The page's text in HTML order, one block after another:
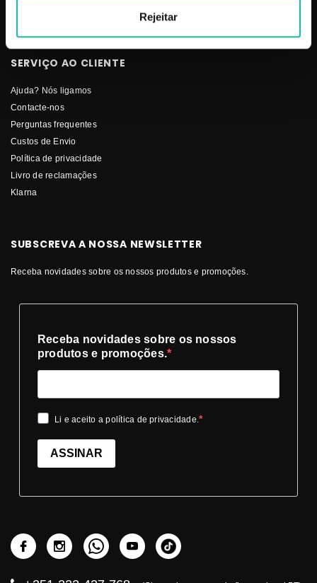
Rejeitar
SERVIÇO AO CLIENTE
Ajuda? Nós ligamos
Contacte-nos
Perguntas frequentes
Custos de Envio
Política de privacidade
Livro de reclamações
Klarna
SUBSCREVA A NOSSA NEWSLETTER
Receba novidades sobre os nossos produtos e promoções.
Receba novidades sobre os nossos
produtos e promoções.
Li e aceito a política de privacidade.
ASSINAR